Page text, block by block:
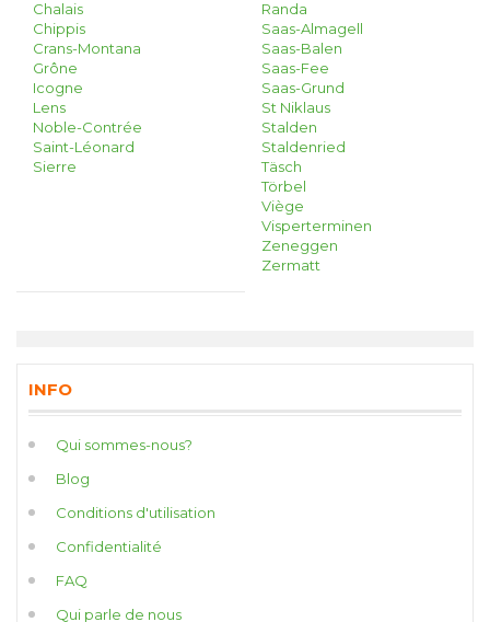
Chalais
Chippis
Crans-Montana
Grône
Icogne
Lens
Noble-Contrée
Saint-Léonard
Sierre
Randa
Saas-Almagell
Saas-Balen
Saas-Fee
Saas-Grund
St Niklaus
Stalden
Staldenried
Täsch
Törbel
Viège
Visperterminen
Zeneggen
Zermatt
INFO
Qui sommes-nous?
Blog
Conditions d'utilisation
Confidentialité
FAQ
Qui parle de nous